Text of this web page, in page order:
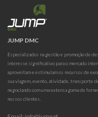
Especializados na gestão e promoção de
interesse significativo para o mercado
aproveitam e estimulam os recursos de
sua viagem, evento, atividade, transporte
negociando com uma extensa gama de